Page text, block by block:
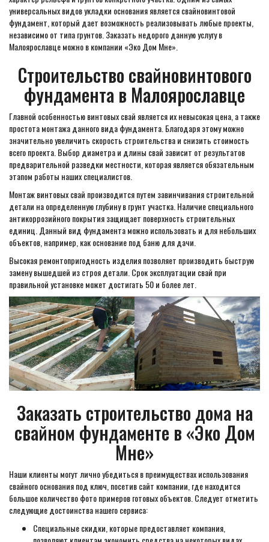
универсальных видов укладки основания является свайновинтовой
фундамент, который дает возможность реализовывать любые проекты,
независимо от типа грунтов. Заказать недорого данную услугу в
Малоярославце можно в компании «Эко Дом Мне».
Строительство свайновинтового
фундамента в Малоярославце
Главной особенностью винтовых свай является их невысокая цена, а также
простота монтажа данного вида фундамента. Благодаря этому можно
значительно увеличить скорость строительства и снизить стоимость
всего проекта. Выбор диаметра и длины свай зависит от результатов
предварительной разведки местности, которая является обязательным
этапом работы наших специалистов.
Монтаж винтовых свай производится путем завинчивания строительной
детали на определенную глубину в грунт участка. Наличие специального
антикоррозийного покрытия защищает поверхность строительных
единиц. Данный вид фундамента можно использовать и для небольших
объектов, например, как основание под баню для дачи.
Высокая ремонтопригодность изделия позволяет производить быструю
замену вышедшей из строя детали. Срок эксплуатации свай при
правильной установке может достигать 50 и более лет.
Заказать строительство дома на
свайном фундаменте в «Эко Дом
Мне»
Наши клиенты могут лично убедиться в преимуществах использования
свайного основания под ключ, посетив сайт компании, где находится
большое количество фото примеров готовых объектов. Следует отметить
следующие достоинства нашего сервиса:
Специальные скидки, которые предоставляет компания,